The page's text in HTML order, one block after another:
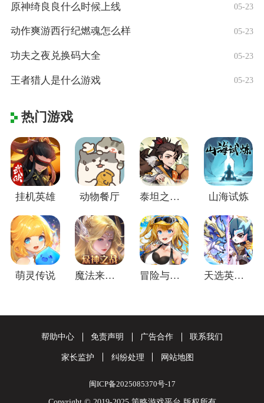
原神绮良良什么时候上线 05-23
动作爽游西行纪燃魂怎么样 05-23
功夫之夜兑换码大全 05-23
王者猎人是什么游戏 05-23
热门游戏
挂机英雄 动物餐厅 泰坦之剑(江湖群侠传) 山海试炼
萌灵传说 魔法来袭(合成爽完版) 冒险与推图 天选英雄(上线送千抽)
帮助中心 免责声明 广告合作 联系我们
家长监护 纠纷处理 网站地图
闽ICP备2025085370号-17